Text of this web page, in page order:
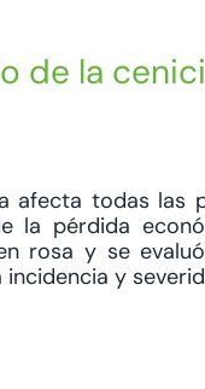
de la
afecta todas las
la pérdida
rosa y se
y